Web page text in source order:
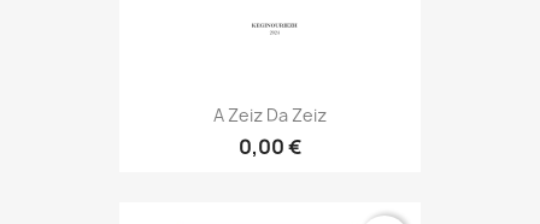
A Zeiz Da Zeiz
0,00 €